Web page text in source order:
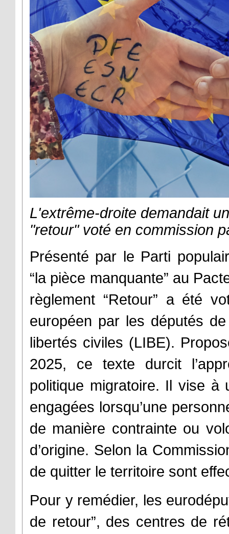
L'extrême-droite demandait
"retour" voté en commission
Présenté par le Parti
“la pièce manquante” au
règlement “Retour” a été
européen par les députés
libertés civiles (LIBE).
2025, ce texte durcit
politique migratoire. Il vise à
engagées lorsqu’une
de manière contrainte ou
d’origine. Selon la
de quitter le territoire sont
Pour y remédier, les
de retour”, des centres de